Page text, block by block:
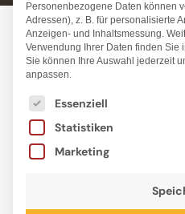
Personenbezogene Daten können
Adressen), z. B. für personalisierte
Anzeigen- und Inhaltsmessung.
Verwendung Ihrer Daten finden Sie
Sie können Ihre Auswahl jederzeit
anpassen.
Es folgt eine Liste der
Essenziell
Statistiken
Marketing